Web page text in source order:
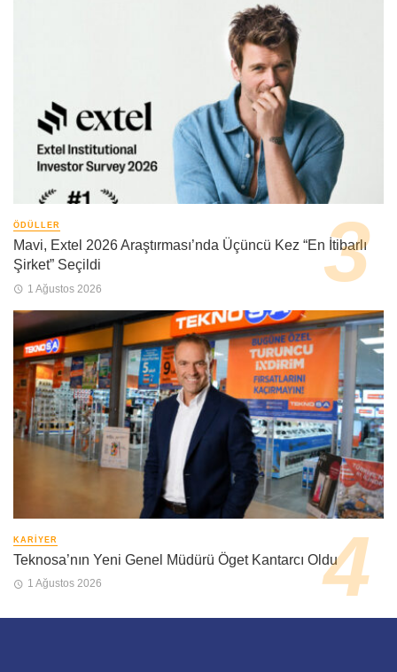
ÖDÜLLER
Mavi, Extel 2026 Araştırması’nda Üçüncü Kez “En İtibarlı
Şirket” Seçildi
1 Ağustos 2026
KARIYER
Teknosa’nın Yeni Genel Müdürü Öget Kantarcı Oldu
1 Ağustos 2026